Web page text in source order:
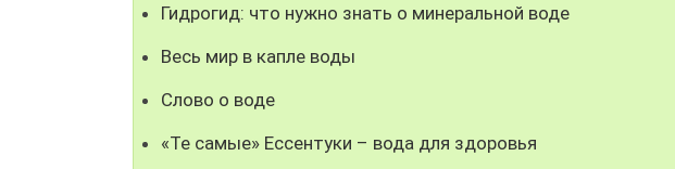
Гидрогид: что нужно знать о минеральной воде
Весь мир в капле воды
Слово о воде
«Те самые» Ессентуки – вода для здоровья